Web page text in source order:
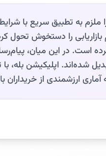
ملزم به تطبیق سریع با
را دستخوش تحول
است. در این میان،
شده‌اند. اپلیکیشن بله،
ارزشمندی از خریداران